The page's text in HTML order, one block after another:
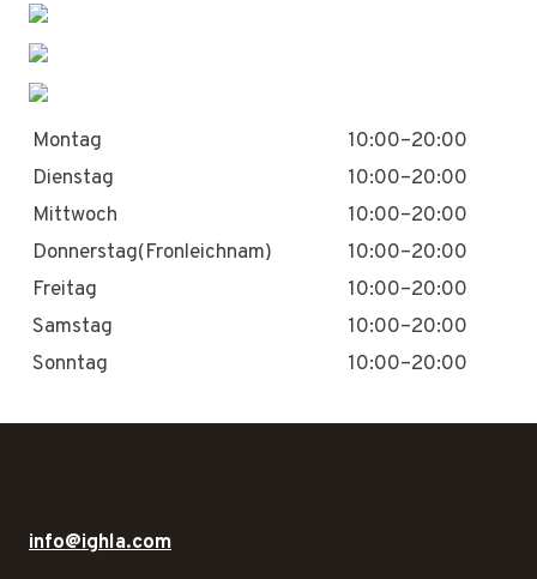
Montag
10:00–20:00
Dienstag
10:00–20:00
Mittwoch
10:00–20:00
Donnerstag(Fronleichnam)
10:00–20:00
Freitag
10:00–20:00
Samstag
10:00–20:00
Sonntag
10:00–20:00
info@ighla.com